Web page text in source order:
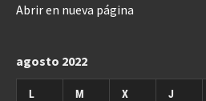
Abrir en nueva página
agosto 2022
L M X J